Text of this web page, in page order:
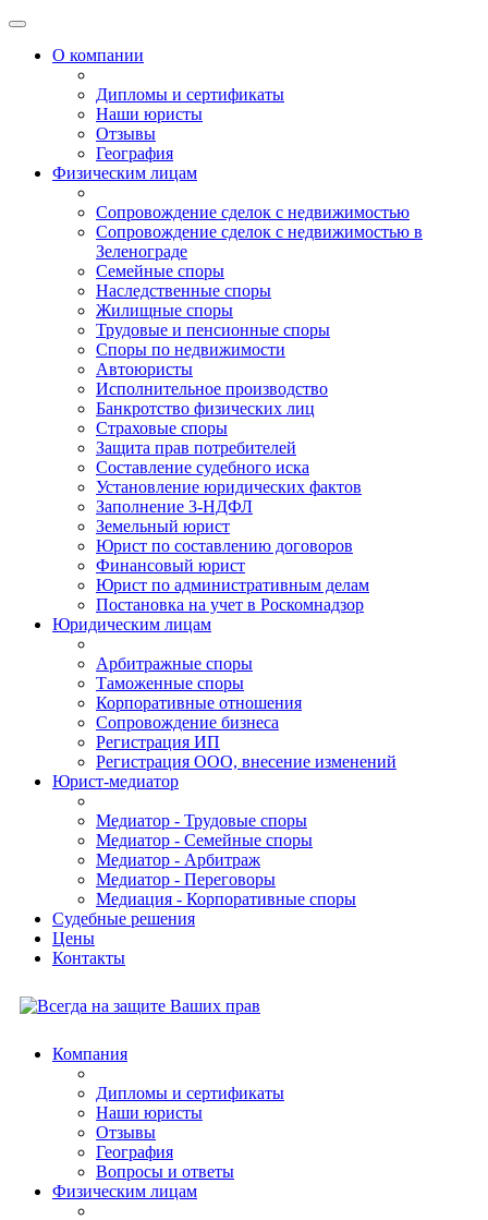
О компании
Дипломы и сертификаты
Наши юристы
Отзывы
География
Физическим лицам
Сопровождение сделок с недвижимостью
Сопровождение сделок с недвижимостью в
Зеленограде
Семейные споры
Наследственные споры
Жилищные споры
Трудовые и пенсионные споры
Споры по недвижимости
Автоюристы
Исполнительное производство
Банкротство физических лиц
Страховые споры
Защита прав потребителей
Составление судебного иска
Установление юридических фактов
Заполнение 3-НДФЛ
Земельный юрист
Юрист по составлению договоров
Финансовый юрист
Юрист по административным делам
Постановка на учет в Роскомнадзор
Юридическим лицам
Арбитражные споры
Таможенные споры
Корпоративные отношения
Сопровождение бизнеса
Регистрация ИП
Регистрация ООО, внесение изменений
Юрист-медиатор
Медиатор - Трудовые споры
Медиатор - Семейные споры
Медиатор - Арбитраж
Медиатор - Переговоры
Медиация - Корпоративные споры
Судебные решения
Цены
Контакты
Компания
Дипломы и сертификаты
Наши юристы
Отзывы
География
Вопросы и ответы
Физическим лицам